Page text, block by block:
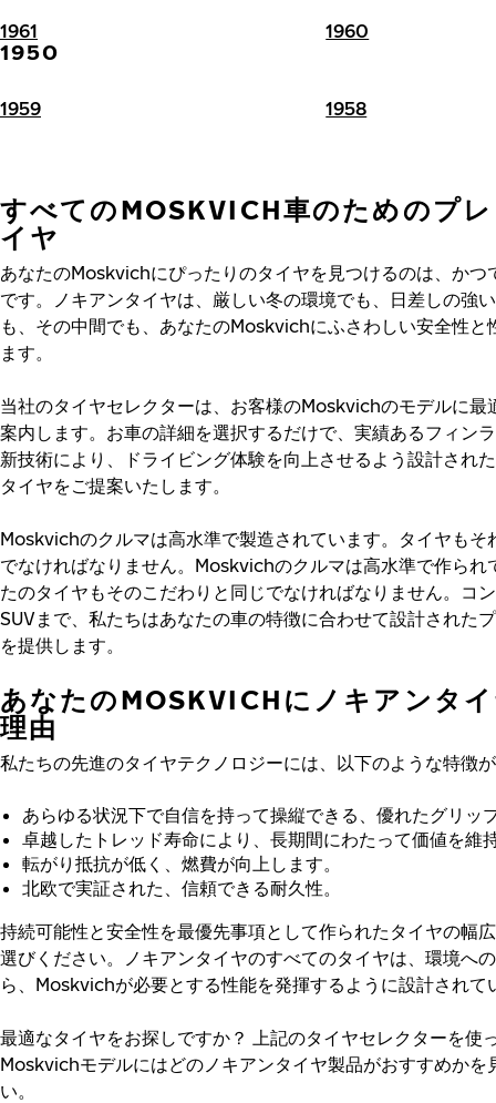
1961 1960
1950
1959 1958
すべてのMOSKVICH車のためのプ
イヤ
あなたのMoskvichにぴったりのタイヤを見つけるのは、かつ
です。ノキアンタイヤは、厳しい冬の環境でも、日差しの強
も、その中間でも、あなたのMoskvichにふさわしい安全性と
ます。
当社のタイヤセレクターは、お客様のMoskvichのモデルに最
案内します。お車の詳細を選択するだけで、実績あるフィン
新技術により、ドライビング体験を向上させるよう設計され
タイヤをご提案いたします。
Moskvichのクルマは高水準で製造されています。タイヤもそ
でなければなりません。Moskvichのクルマは高水準で作られ
たのタイヤもそのこだわりと同じでなければなりません。コ
SUVまで、私たちはあなたの車の特徴に合わせて設計された
を提供します。
あなたのMOSKVICHにノキアンタ
理由
私たちの先進のタイヤテクノロジーには、以下のような特徴
あらゆる状況下で自信を持って操縦できる、優れたグリッ
卓越したトレッド寿命により、長期間にわたって価値を維
転がり抵抗が低く、燃費が向上します。
北欧で実証された、信頼できる耐久性。
持続可能性と安全性を最優先事項として作られたタイヤの幅
選びください。ノキアンタイヤのすべてのタイヤは、環境へ
ら、Moskvichが必要とする性能を発揮するように設計されて
最適なタイヤをお探しですか？
上記のタイヤセレクターを使
Moskvichモデルにはどのノキアンタイヤ製品がおすすめかを
い。